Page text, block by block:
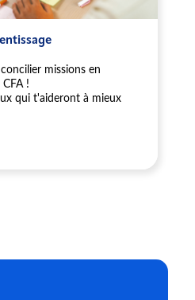
missions en
!
qui t'aideront à mieux